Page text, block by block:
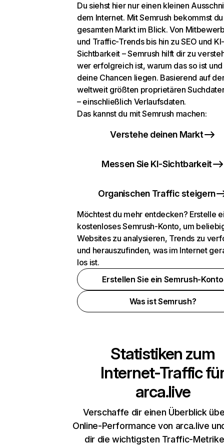
Du siehst hier nur einen kleinen
dem Internet. Mit Semrush bekommst
gesamten Markt im Blick. Von
und Traffic-Trends bis hin zu SEO und KI-
Sichtbarkeit – Semrush hilft dir zu
wer erfolgreich ist, warum das so ist
deine Chancen liegen. Basierend auf
weltweit größten proprietären
– einschließlich Verlaufsdaten.
Das kannst du mit Semrush machen:
Verstehe deinen Markt
Messen Sie KI-Sichtbarkeit
Organischen Traffic steigern
Möchtest du mehr entdecken? Erstelle
kostenloses Semrush-Konto, um
Websites zu analysieren, Trends zu
und herauszufinden, was im Internet
los ist.
Erstellen Sie ein Semrush-Konto
Was ist Semrush?
Statistiken zum
Internet-Traffic
arca.live
Verschaffe dir einen Überblick
Online-Performance von arca.live
dir die wichtigsten Traffic-